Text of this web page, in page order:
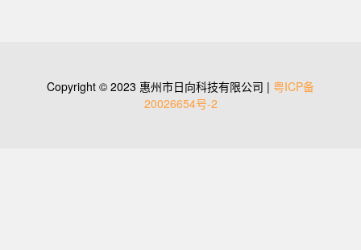
Copyright © 2023 惠州市日向科技有限公司 | 粤ICP备
20026654号-2